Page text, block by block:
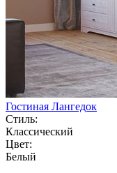
Гостиная Лангедок
Стиль:
Классический
Цвет:
Белый